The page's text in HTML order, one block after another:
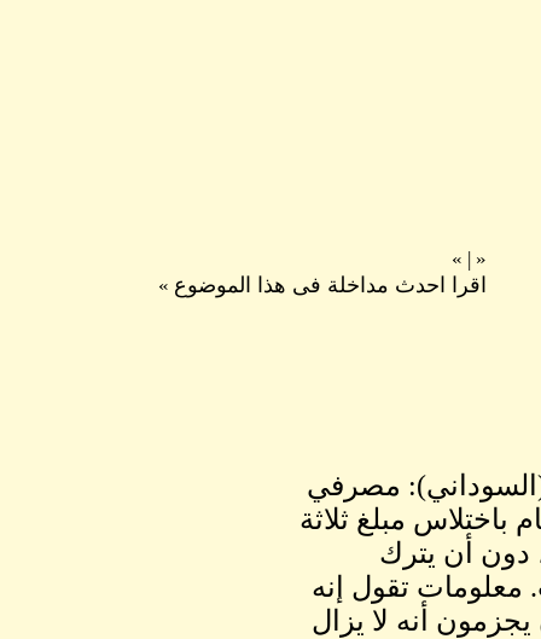
«
|
»
اقرا احدث مداخلة فى هذا الموضوع »
(السوداني): مصرفي
باختلاس مبلغ ثلاثة
معلومات تقول إنه
أنه لا يزال